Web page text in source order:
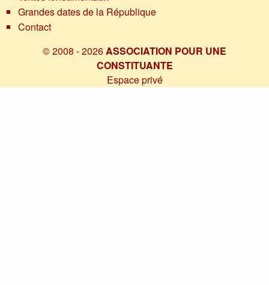
Grandes dates de la République
Contact
© 2008 - 2026ASSOCIATION POUR UNE
CONSTITUANTE
Espace privé